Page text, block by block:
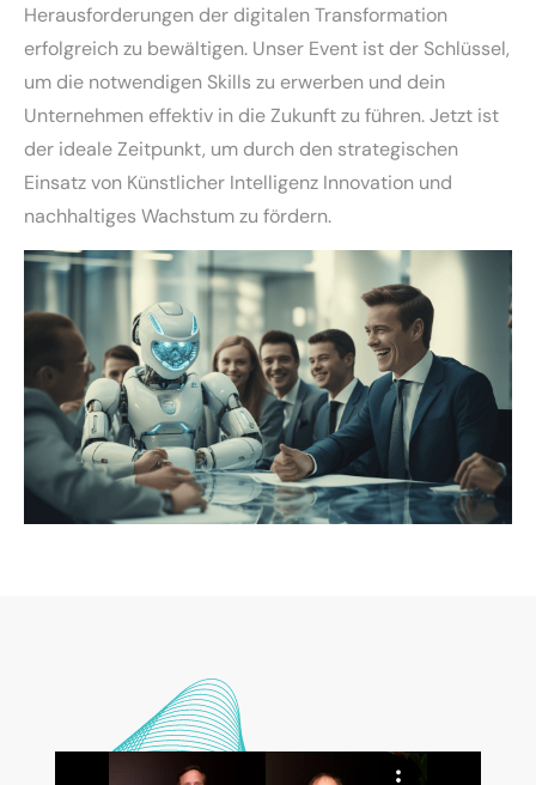
Herausforderungen der digitalen Transformation
erfolgreich zu bewältigen. Unser Event ist der Schlüssel,
um die notwendigen Skills zu erwerben und dein
Unternehmen effektiv in die Zukunft zu führen. Jetzt ist
der ideale Zeitpunkt, um durch den strategischen
Einsatz von Künstlicher Intelligenz Innovation und
nachhaltiges Wachstum zu fördern.